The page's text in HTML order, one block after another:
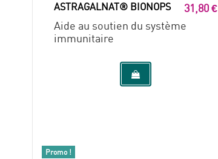
ASTRAGALNAT® BIONOPS
31,80 €
Aide au soutien du système
immunitaire
Promo !